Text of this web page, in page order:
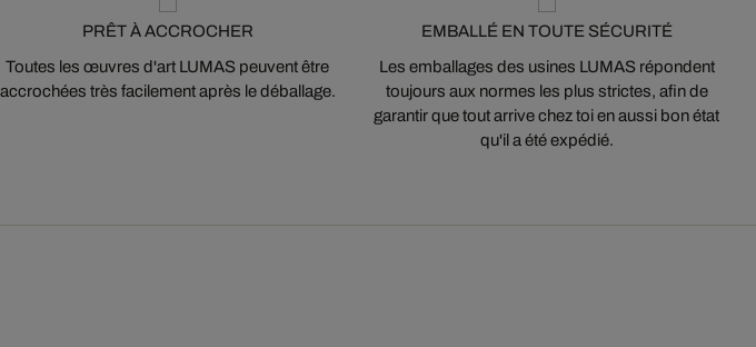
PRÊT À ACCROCHER
Toutes les œuvres d'art LUMAS peuvent être
accrochées très facilement après le déballage.
EMBALLÉ EN TOUTE SÉCURITÉ
Les emballages des usines LUMAS répondent
toujours aux normes les plus strictes, afin de
garantir que tout arrive chez toi en aussi bon état
qu'il a été expédié.